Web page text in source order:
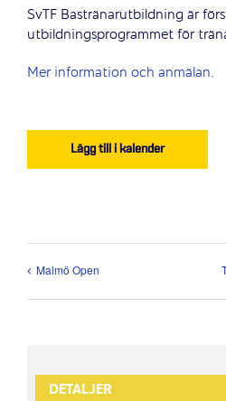
SvTF Bastränarutbildning är
utbildningsprogrammet för
Mer information och anmälan.
Lägg till i kalender
Malmö Open
DETALJER